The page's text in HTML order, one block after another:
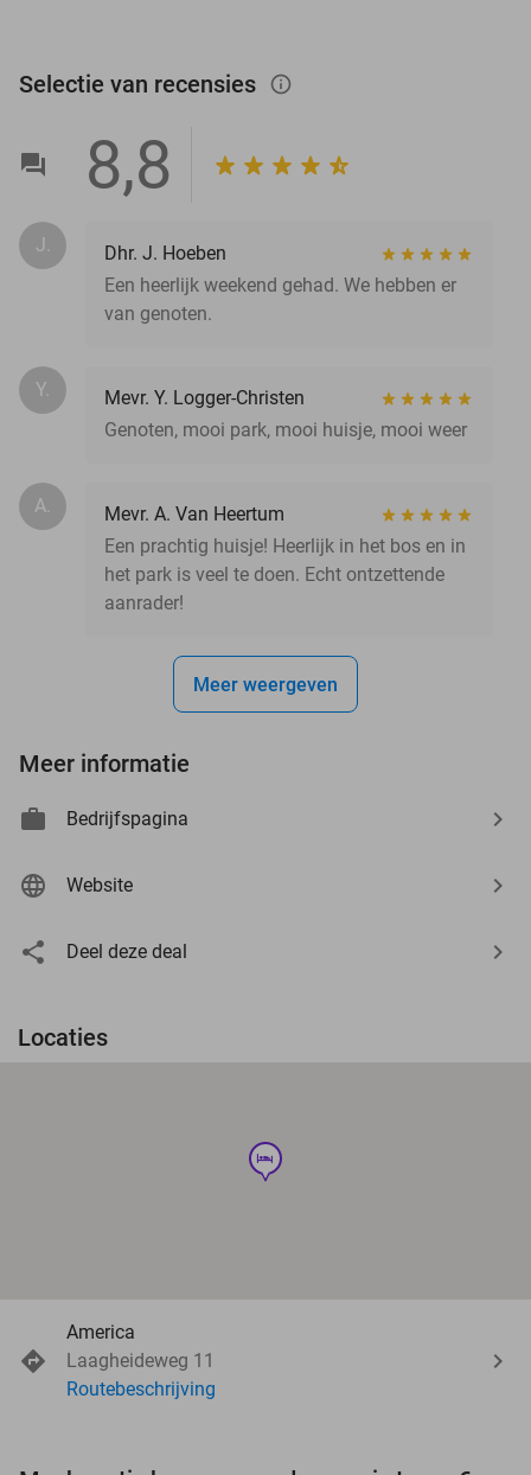
Selectie van recensies info_outlined
8,8
J.
Dhr. J. Hoeben
Een heerlijk weekend gehad. We hebben er
van genoten.
Y.
Mevr. Y. Logger-Christen
Genoten, mooi park, mooi huisje, mooi weer
A.
Mevr. A. Van Heertum
Een prachtig huisje! Heerlijk in het bos en in
het park is veel te doen. Echt ontzettende
aanrader!
Meer weergeven
Meer informatie
Bedrijfspagina
Website
Deel deze deal
Locaties
hotel
America
Laagheideweg 11
Routebeschrijving